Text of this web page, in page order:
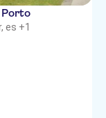
Porto
es +1